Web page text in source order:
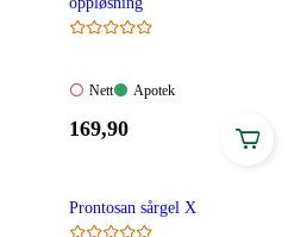
Nett:
tilgjengelig
Nett
Apotek:
Apotek
Pris:
169,90
Prontosan sårgel X